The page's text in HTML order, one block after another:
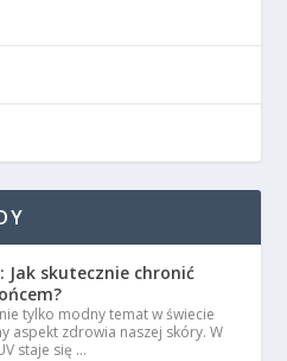
Jak skutecznie chronić
tylko modny temat w świecie
aspekt zdrowia naszej skóry. W
staje się …